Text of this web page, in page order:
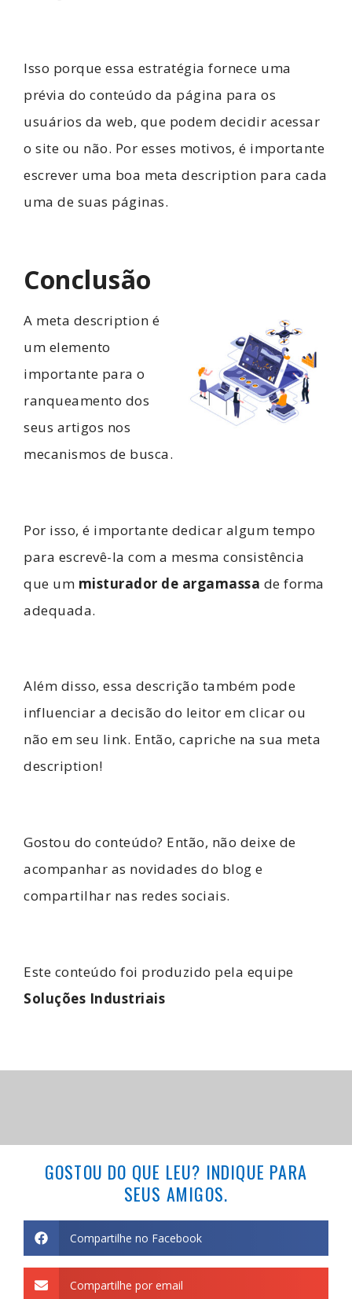
Isso porque essa estratégia fornece uma
prévia do conteúdo da página para os
usuários da web, que podem decidir acessar
o site ou não. Por esses motivos, é importante
escrever uma boa meta description para cada
uma de suas páginas.
Conclusão
A meta description é
um elemento
importante para o
ranqueamento dos
seus artigos nos
mecanismos de busca.
Por isso, é importante dedicar algum tempo
para escrevê-la com a mesma consistência
que um misturador de argamassa de forma
adequada.
Além disso, essa descrição também pode
influenciar a decisão do leitor em clicar ou
não em seu link. Então, capriche na sua meta
description!
Gostou do conteúdo? Então, não deixe de
acompanhar as novidades do blog e
compartilhar nas redes sociais.
Este conteúdo foi produzido pela equipe
Soluções Industriais
GOSTOU DO QUE LEU? INDIQUE PARA
SEUS AMIGOS.
Compartilhe no Facebook
Compartilhe por email